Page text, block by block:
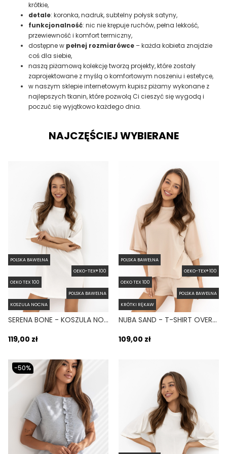
krótkie,
detale: koronka, nadruk, subtelny połysk satyny,
funkcjonalność: nic nie krępuje ruchów, pełna lekkość,
przewiewność i komfort termiczny,
dostępne w pełnej rozmiarówce – każda kobieta znajdzie
coś dla siebie,
naszą piżamową kolekcję tworzą projekty, które zostały
zaprojektowane z myślą o komfortowym noszeniu i estetyce,
w naszym sklepie internetowym kupisz piżamy wykonane z
najlepszych tkanin, które pozwolą Ci cieszyć się wygodą i
poczuć się wyjątkowo każdego dnia.
NAJCZĘŚCIEJ WYBIERANE
POLSKA BAWEŁNA
OEKO-TEX® 100
OEKO TEX 100
POLSKA BAWEŁNA
KOSZULA NOCNA
SERENA BONE - KOSZULA NOCNA Z KRÓTKIM RĘKAWEM I ROZCIĘCIAMI BIAŁA
119,00 zł
POLSKA BAWEŁNA
OEKO-TEX® 100
OEKO TEX 100
POLSKA BAWEŁNA
KRÓTKI RĘKAW
NUBA SAND - T-SHIRT OVERSIZE Z ROZCIĘCIAMI BEŻOWY
109,00 zł
-50%